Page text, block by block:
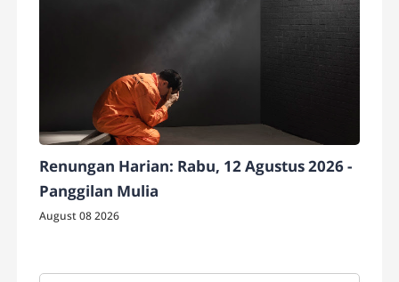
Renungan Harian: Rabu, 12 Agustus 2026 -
Panggilan Mulia
August 08 2026